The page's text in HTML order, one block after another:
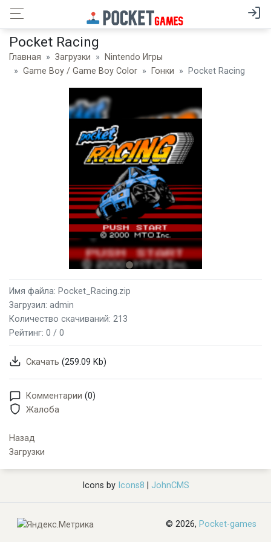
Pocket Racing
Главная Загрузки
Nintendo Игры
Game Boy / Game Boy Color
Гонки Pocket Racing
Имя файла: Pocket_Racing.zip
Загрузил: admin
Количество скачиваний: 213
Рейтинг: 0 / 0
Скачать (259.09 Kb)
Комментарии (0)
Жалоба
Назад
Загрузки
Icons byIcons8 JohnCMS
© 2026, Pocket-games